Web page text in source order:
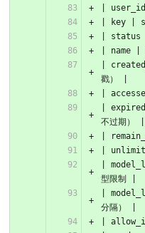
|
| key |
| status
| name
|
戳） |
|
|
不过期） |
|
|
|
型限制 |
|
分隔） |
|